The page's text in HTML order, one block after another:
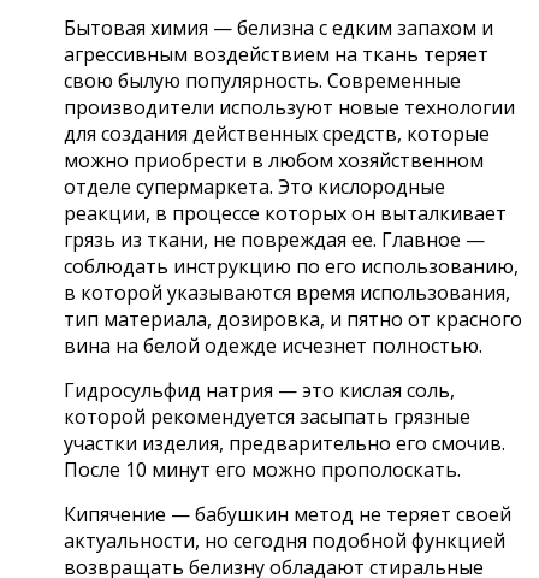
Бытовая химия — белизна с едким запахом и
агрессивным воздействием на ткань теряет
свою былую популярность. Современные
производители используют новые технологии
для создания действенных средств, которые
можно приобрести в любом хозяйственном
отделе супермаркета. Это кислородные
реакции, в процессе которых он выталкивает
грязь из ткани, не повреждая ее. Главное —
соблюдать инструкцию по его использованию,
в которой указываются время использования,
тип материала, дозировка, и пятно от красного
вина на белой одежде исчезнет полностью.
Гидросульфид натрия — это кислая соль,
которой рекомендуется засыпать грязные
участки изделия, предварительно его смочив.
После 10 минут его можно прополоскать.
Кипячение — бабушкин метод не теряет своей
актуальности, но сегодня подобной функцией
возвращать белизну обладают стиральные